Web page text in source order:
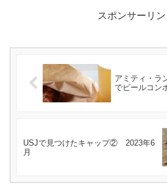
スポンサーリン
アミティ・ラ
でビールコン
USJで見つけたキャップ② 2023年6
月